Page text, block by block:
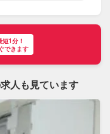
短1分！
できます
人も見ています